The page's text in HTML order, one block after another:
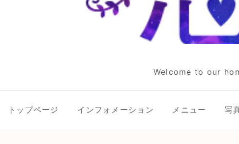
Welcome to our
トップページ インフォメーション メニュー 写